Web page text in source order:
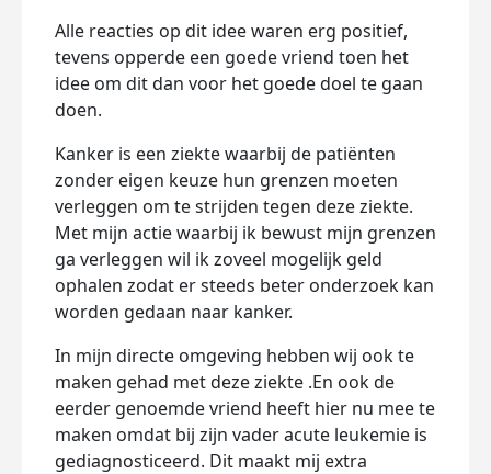
Alle reacties op dit idee waren erg positief,
tevens opperde een goede vriend toen het
idee om dit dan voor het goede doel te gaan
doen.
Kanker is een ziekte waarbij de patiënten
zonder eigen keuze hun grenzen moeten
verleggen om te strijden tegen deze ziekte.
Met mijn actie waarbij ik bewust mijn grenzen
ga verleggen wil ik zoveel mogelijk geld
ophalen zodat er steeds beter onderzoek kan
worden gedaan naar kanker.
In mijn directe omgeving hebben wij ook te
maken gehad met deze ziekte .En ook de
eerder genoemde vriend heeft hier nu mee te
maken omdat bij zijn vader acute leukemie is
gediagnosticeerd. Dit maakt mij extra